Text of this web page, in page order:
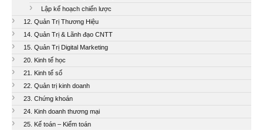
Lập kế hoạch chiến lược
12. Quản Trị Thương Hiệu
14. Quản Trị & Lãnh đạo CNTT
15. Quản Trị Digital Marketing
20. Kinh tế học
21. Kinh tế số
22. Quản trị kinh doanh
23. Chứng khoán
24. Kinh doanh thương mại
25. Kế toán – Kiểm toán